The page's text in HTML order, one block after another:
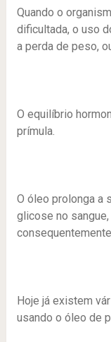
Quando o
dificultada, o uso
a perda de peso,
O equilíbrio
prímula.
O óleo prolonga a
glicose no
Hoje já existem
usando o óleo de